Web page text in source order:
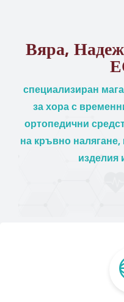
Вяра,
специализиран
за хора с
ортопедични
на кръвно
изделия